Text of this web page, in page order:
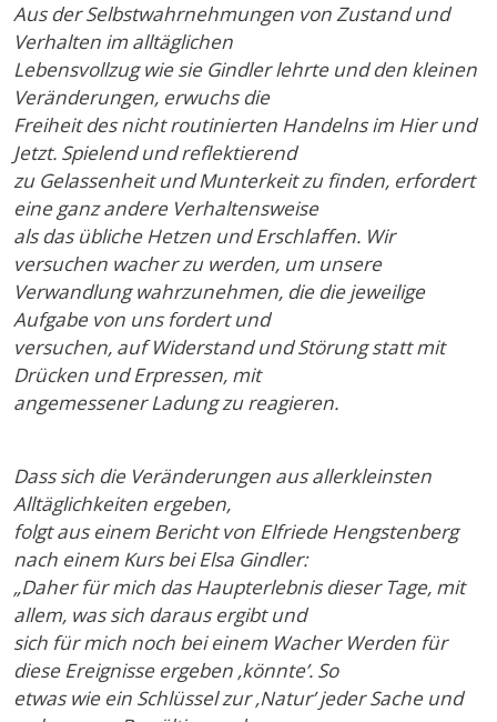
Aus der Selbstwahrnehmungen von Zustand und
Verhalten im alltäglichen
Lebensvollzug wie sie Gindler lehrte und den kleinen
Veränderungen, erwuchs die
Freiheit des nicht routinierten Handelns im Hier und
Jetzt. Spielend und reflektierend
zu Gelassenheit und Munterkeit zu finden, erfordert
eine ganz andere Verhaltensweise
als das übliche Hetzen und Erschlaffen. Wir
versuchen wacher zu werden, um unsere
Verwandlung wahrzunehmen, die die jeweilige
Aufgabe von uns fordert und
versuchen, auf Widerstand und Störung statt mit
Drücken und Erpressen, mit
angemessener Ladung zu reagieren.
Dass sich die Veränderungen aus allerkleinsten
Alltäglichkeiten ergeben,
folgt aus einem Bericht von Elfriede Hengstenberg
nach einem Kurs bei Elsa Gindler:
„Daher für mich das Haupterlebnis dieser Tage, mit
allem, was sich daraus ergibt und
sich für mich noch bei einem Wacher Werden für
diese Ereignisse ergeben ‚könnte’. So
etwas wie ein Schlüssel zur ‚Natur’ jeder Sache und